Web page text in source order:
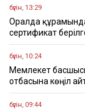
бүгін, 13:29
Оралда
сертификат
бүгін, 10:24
Мемлекет
отбасына көңіл
бүгін, 09:44